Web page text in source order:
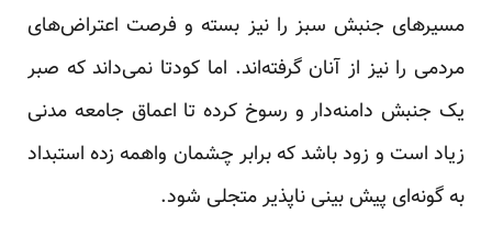
مسیرهای جنبش سبز را نیز بسته و فرصت اعتراض‌های
مردمی را نیز از آنان گرفته‌اند. اما کودتا نمی‌داند که صبر
یک جنبش دامنه‌دار و رسوخ کرده تا اعماق جامعه مدنی
زیاد است و زود باشد که برابر چشمان واهمه زده استبداد
به گونه‌ای پیش بینی ناپذیر متجلی شود.